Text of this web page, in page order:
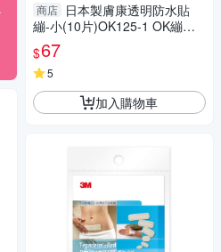
商店 日本製膚康透明防水貼
繃-小(10片)OK125-1 OK繃
【小三美日】DS002665
$67
5
加入購物車